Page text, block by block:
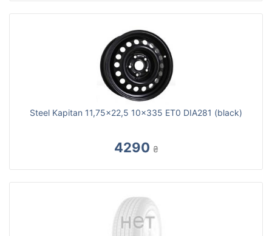
Steel Kapitan 11,75x22,5 10x335 ET0 DIA281 (black)
4290 ₴